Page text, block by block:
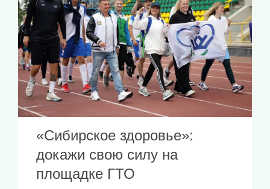
«Сибирское здоровье»:
докажи свою силу на
площадке ГТО